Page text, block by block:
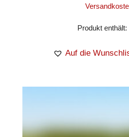
Produkt enthält:
Auf die